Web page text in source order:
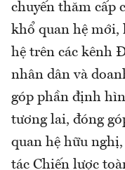
chuyến thăm cấp
khổ quan hệ mới,
hệ trên các kênh
nhân dân và
góp phần định
tương lai, đóng
quan hệ hữu
tác Chiến lược